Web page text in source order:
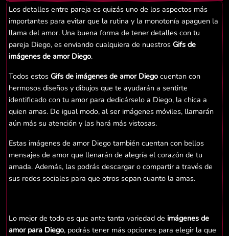
Los detalles entre pareja es quizás uno de los aspectos más
importantes para evitar que la rutina y la monotonía apaguen la
llama del amor. Una buena forma de tener detalles con tu
pareja Diego, es enviando cualquiera de nuestros Gifs de
imágenes de amor Diego.
Todos estos Gifs de imágenes de amor Diego cuentan con
hermosos diseños y dibujos que te ayudarán a sentirte
identificado con tu amor para dedicárselo a Diego, la chica a
quien amas. De igual modo, al ser imágenes móviles, llamarán
aún más su atención y las hará más vistosas.
Estas imágenes de amor Diego también cuentan con bellos
mensajes de amor que llenarán de alegría el corazón de tu
amada. Además, las podrás descargar o compartir a través de
sus redes sociales para que otros sepan cuanto la amas.
Lo mejor de todo es que ante tanta variedad de imágenes de
amor para Diego, podrás tener más opciones para elegir la que